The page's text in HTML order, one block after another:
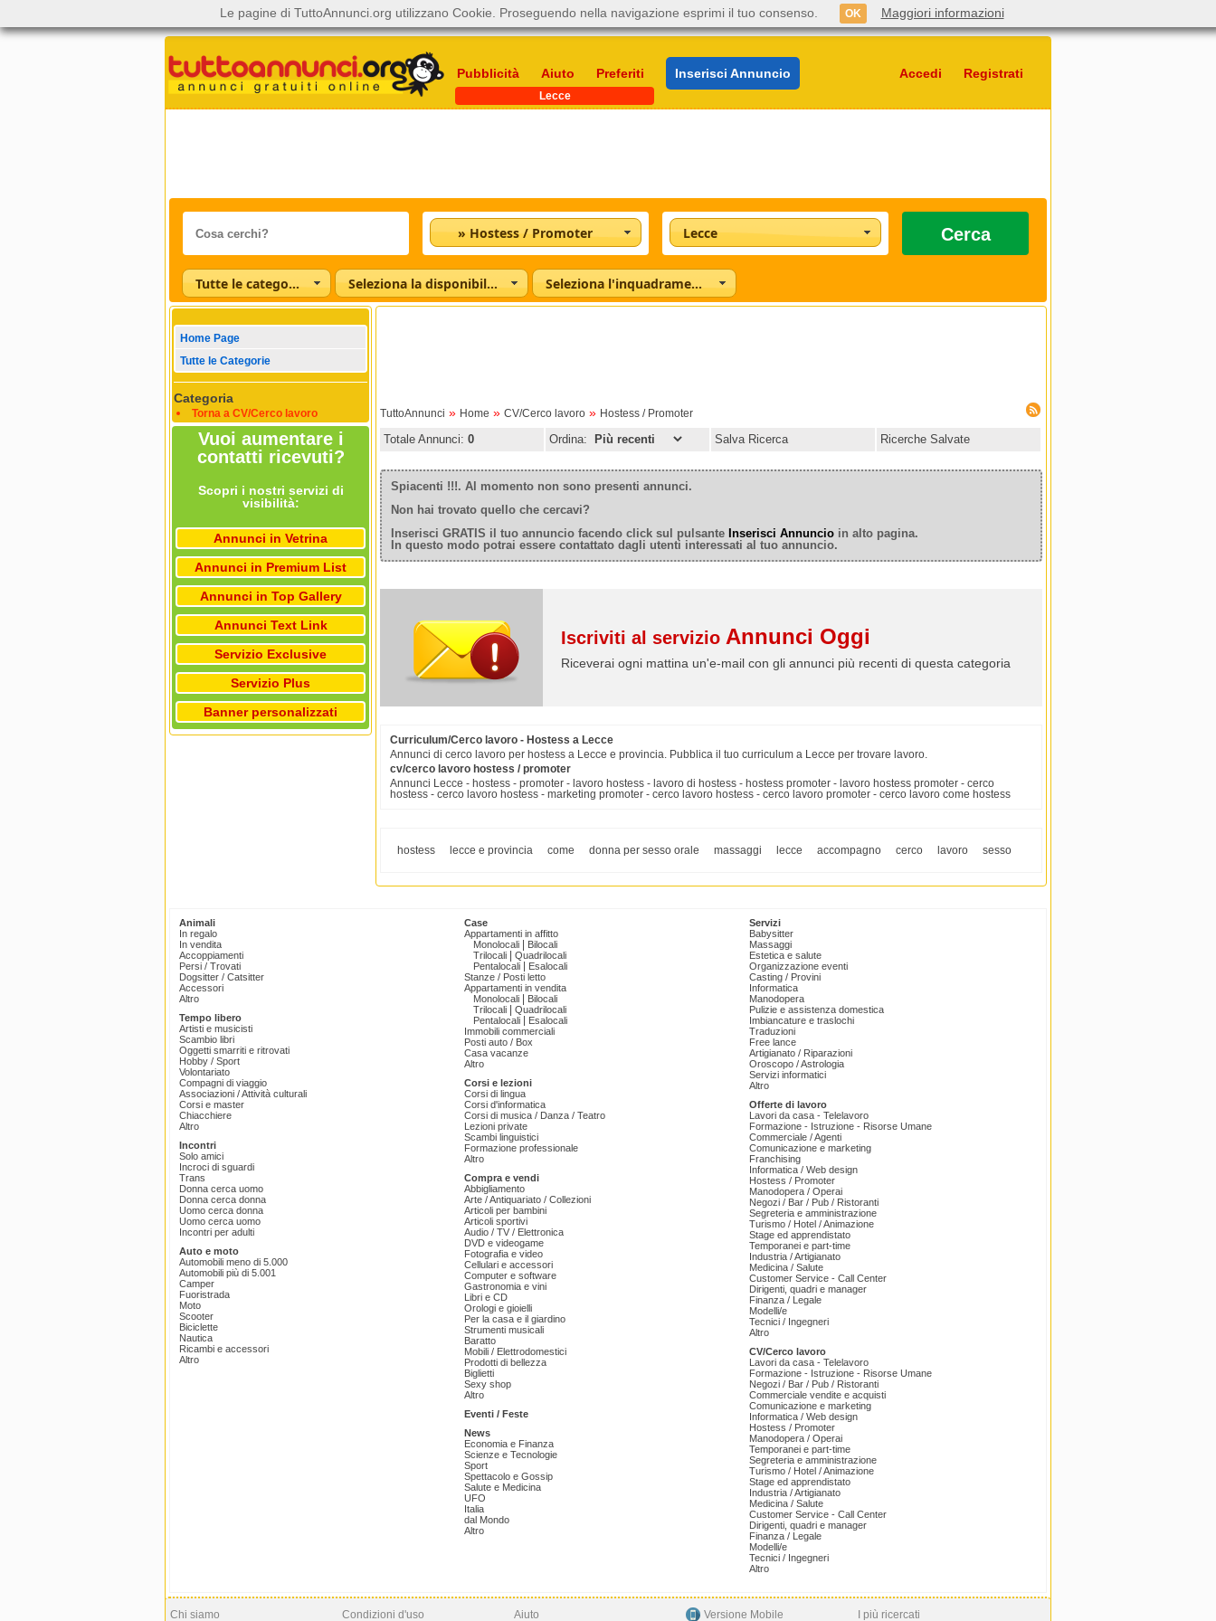
Pubblicità Aiuto Preferiti Inserisci Annuncio Accedi Registrati
Lecce
» Hostess / Promoter Lecce Cerca
Tutte le categorie Seleziona la disponibilità Seleziona l'inquadramento
Home Page
Tutte le Categorie
Categoria
Torna a CV/Cerco lavoro
Vuoi aumentare i
contatti ricevuti?
Scopri i nostri servizi di
visibilità:
Annunci in Vetrina
Annunci in Premium List
Annunci in Top Gallery
Annunci Text Link
Servizio Exclusive
Servizio Plus
Banner personalizzati
TuttoAnnunci » Home » CV/Cerco lavoro » Hostess / Promoter
Totale Annunci: 0 Ordina: Salva Ricerca Ricerche Salvate
Spiacenti !!!. Al momento non sono presenti annunci.
Non hai trovato quello che cercavi?
Inserisci GRATIS il tuo annuncio facendo click sul pulsante Inserisci Annuncio in alto pagina.
In questo modo potrai essere contattato dagli utenti interessati al tuo annuncio.
Iscriviti al servizio Annunci Oggi
Riceverai ogni mattina un'e-mail con gli annunci più recenti di questa categoria
Curriculum/Cerco lavoro - Hostess a Lecce
Annunci di cerco lavoro per hostess a Lecce e provincia. Pubblica il tuo curriculum a Lecce per trovare lavoro.
cv/cerco lavoro hostess / promoter
Annunci Lecce - hostess - promoter - lavoro hostess - lavoro di hostess - hostess promoter - lavoro hostess promoter - cerco
hostess - cerco lavoro hostess - marketing promoter - cerco lavoro hostess - cerco lavoro promoter - cerco lavoro come hostess
hostess lecce e provincia come donna per sesso orale massaggi lecce accompagno cerco lavoro sesso
Animali
In regalo
In vendita
Accoppiamenti
Persi / Trovati
Dogsitter / Catsitter
Accessori
Altro
Tempo libero
Artisti e musicisti
Scambio libri
Oggetti smarriti e ritrovati
Hobby / Sport
Volontariato
Compagni di viaggio
Associazioni / Attività culturali
Corsi e master
Chiacchiere
Altro
Incontri
Solo amici
Incroci di sguardi
Trans
Donna cerca uomo
Donna cerca donna
Uomo cerca donna
Uomo cerca uomo
Incontri per adulti
Auto e moto
Automobili meno di 5.000
Automobili più di 5.001
Camper
Fuoristrada
Moto
Scooter
Biciclette
Nautica
Ricambi e accessori
Altro
Case
Appartamenti in affitto
Monolocali
Bilocali
Trilocali
Quadrilocali
Pentalocali
Esalocali
Stanze / Posti letto
Appartamenti in vendita
Monolocali
Bilocali
Trilocali
Quadrilocali
Pentalocali
Esalocali
Immobili commerciali
Posti auto / Box
Casa vacanze
Altro
Corsi e lezioni
Corsi di lingua
Corsi d'informatica
Corsi di musica / Danza / Teatro
Lezioni private
Scambi linguistici
Formazione professionale
Altro
Compra e vendi
Abbigliamento
Arte / Antiquariato / Collezioni
Articoli per bambini
Articoli sportivi
Audio / TV / Elettronica
DVD e videogame
Fotografia e video
Cellulari e accessori
Computer e software
Gastronomia e vini
Libri e CD
Orologi e gioielli
Per la casa e il giardino
Strumenti musicali
Baratto
Mobili / Elettrodomestici
Prodotti di bellezza
Biglietti
Sexy shop
Altro
Eventi / Feste
News
Economia e Finanza
Scienze e Tecnologie
Sport
Spettacolo e Gossip
Salute e Medicina
UFO
Italia
dal Mondo
Altro
Servizi
Babysitter
Massaggi
Estetica e salute
Organizzazione eventi
Casting / Provini
Informatica
Manodopera
Pulizie e assistenza domestica
Imbiancature e traslochi
Traduzioni
Free lance
Artigianato / Riparazioni
Oroscopo / Astrologia
Servizi informatici
Altro
Offerte di lavoro
Lavori da casa - Telelavoro
Formazione - Istruzione - Risorse Umane
Commerciale / Agenti
Comunicazione e marketing
Franchising
Informatica / Web design
Hostess / Promoter
Manodopera / Operai
Negozi / Bar / Pub / Ristoranti
Segreteria e amministrazione
Turismo / Hotel / Animazione
Stage ed apprendistato
Temporanei e part-time
Industria / Artigianato
Medicina / Salute
Customer Service - Call Center
Dirigenti, quadri e manager
Finanza / Legale
Modelli/e
Tecnici / Ingegneri
Altro
CV/Cerco lavoro
Lavori da casa - Telelavoro
Formazione - Istruzione - Risorse Umane
Negozi / Bar / Pub / Ristoranti
Commerciale vendite e acquisti
Comunicazione e marketing
Informatica / Web design
Hostess / Promoter
Manodopera / Operai
Temporanei e part-time
Segreteria e amministrazione
Turismo / Hotel / Animazione
Stage ed apprendistato
Industria / Artigianato
Medicina / Salute
Customer Service - Call Center
Dirigenti, quadri e manager
Finanza / Legale
Modelli/e
Tecnici / Ingegneri
Altro
Chi siamo Condizioni d'uso Aiuto Versione Mobile I più ricercati
Le pagine di TuttoAnnunci.org utilizzano Cookie. Proseguendo nella navigazione esprimi il tuo consenso. OK Maggiori informazioni